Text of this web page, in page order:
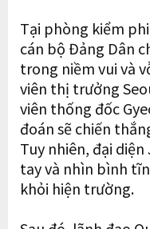
Tại phòng kiểm
cán bộ Đảng Dân
trong niềm vui và
viên thị trưởng
viên thống đốc
đoán sẽ chiến
Tuy nhiên, đại
tay và nhìn bình
khỏi hiện trường.